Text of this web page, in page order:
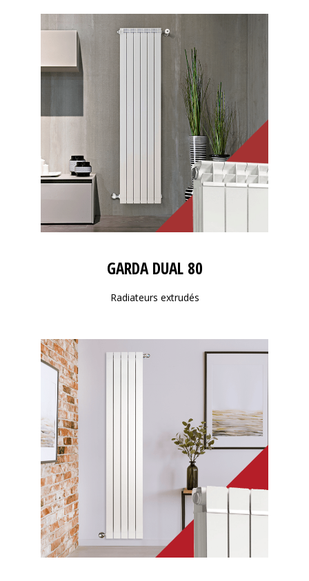
GARDA DUAL 80
Radiateurs extrudés